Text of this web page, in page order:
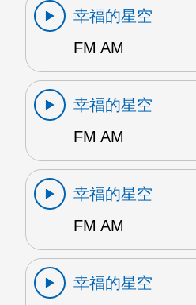
幸福的星空
FM AM
幸福的星空
FM AM
幸福的星空
FM AM
幸福的星空